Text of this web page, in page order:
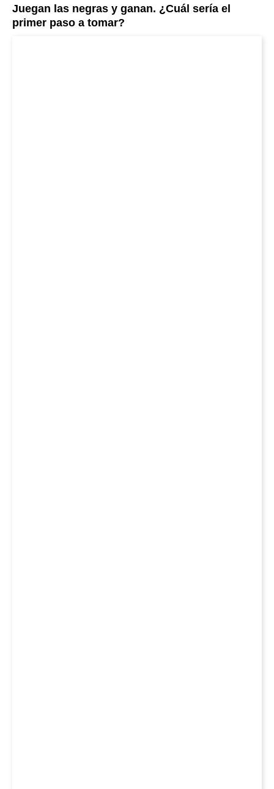
Juegan las negras y ganan. ¿Cuál sería el
primer paso a tomar?